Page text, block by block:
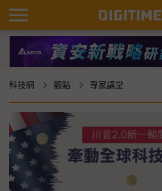
科技網 觀點 專家講堂